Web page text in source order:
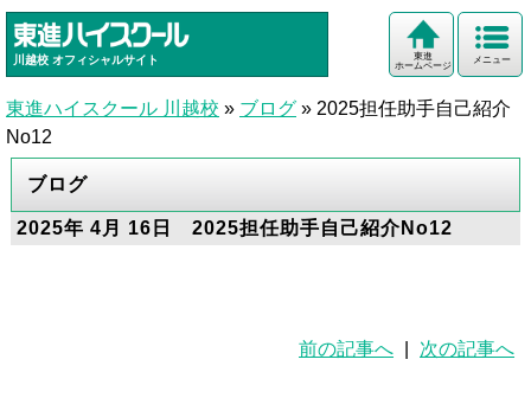
川越校 オフィシャルサイト メニュー
東進
ホームページ
東進ハイスクール 川越校 » ブログ » 2025担任助手自己紹介
No12
ブログ
2025年 4月 16日 2025担任助手自己紹介No12
前の記事へ 次の記事へ